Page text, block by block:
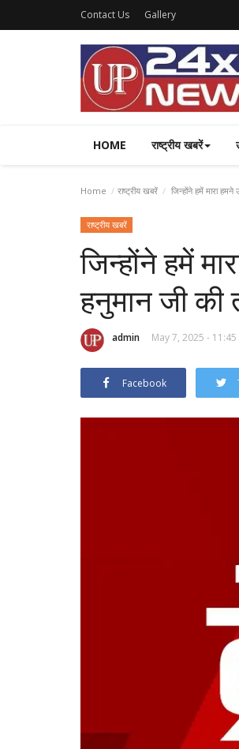
Contact Us Gallery
HOME राष्ट्रीय खबरें
Home राष्ट्रीय खबरें जिन्होंने हमें मारा
राष्ट्रीय खबरें
जिन्होंने हमें
हनुमान जी की
admin May 7, 2025 - 11:45
Facebook